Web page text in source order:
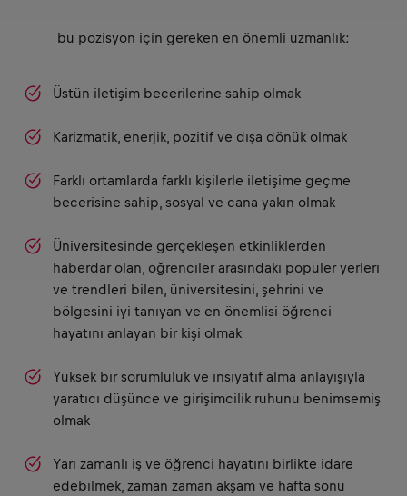
bu pozisyon için gereken en önemli uzmanlık:
Üstün iletişim becerilerine sahip olmak
Karizmatik, enerjik, pozitif ve dışa dönük olmak
Farklı ortamlarda farklı kişilerle iletişime geçme
becerisine sahip, sosyal ve cana yakın olmak
Üniversitesinde gerçekleşen etkinliklerden
haberdar olan, öğrenciler arasındaki popüler yerleri
ve trendleri bilen, üniversitesini, şehrini ve
bölgesini iyi tanıyan ve en önemlisi öğrenci
hayatını anlayan bir kişi olmak
Yüksek bir sorumluluk ve insiyatif alma anlayışıyla
yaratıcı düşünce ve girişimcilik ruhunu benimsemiş
olmak
Yarı zamanlı iş ve öğrenci hayatını birlikte idare
edebilmek, zaman zaman akşam ve hafta sonu